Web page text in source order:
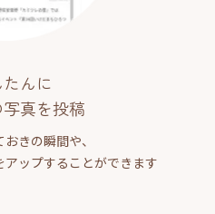
んに
真を投稿
きの瞬間や、
ップすることができます